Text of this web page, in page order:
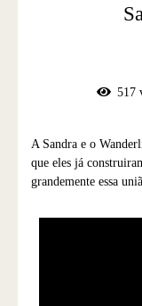
517
A Sandra e o
que eles já
grandemente essa